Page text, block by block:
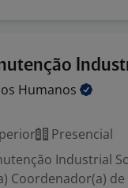
Humanos
Presencial
Industrial
Coordenador(a)